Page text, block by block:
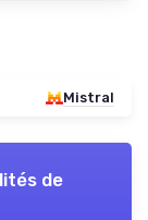
Mistral
de